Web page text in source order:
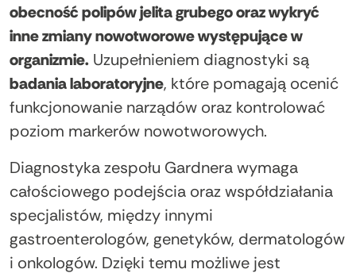
obecność polipów jelita grubego oraz wykryć
inne zmiany nowotworowe występujące w
organizmie. Uzupełnieniem diagnostyki są
badania laboratoryjne, które pomagają ocenić
funkcjonowanie narządów oraz kontrolować
poziom markerów nowotworowych.
Diagnostyka zespołu Gardnera wymaga
całościowego podejścia oraz współdziałania
specjalistów, między innymi
gastroenterologów, genetyków, dermatologów
i onkologów. Dzięki temu możliwe jest